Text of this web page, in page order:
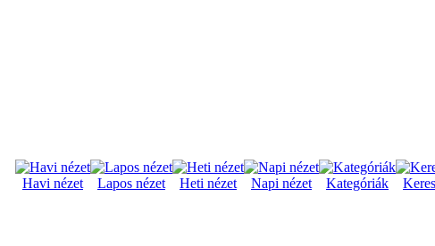
Havi nézet Lapos nézet Heti nézet Napi nézet Kategóriák